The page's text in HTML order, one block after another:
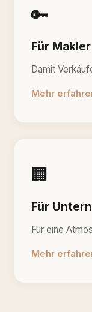
🔑
Für Makler
Damit
Mehr
🏢
Für
Für eine
Mehr